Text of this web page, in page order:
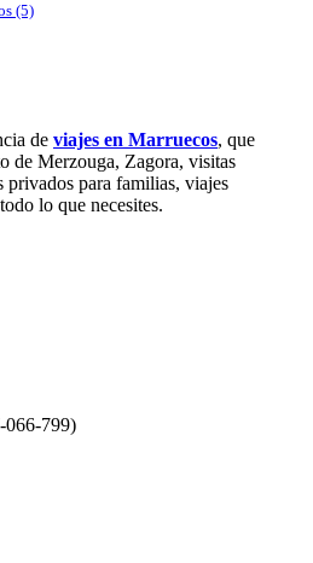
(5)
de viajes en Marruecos, que
de Merzouga, Zagora, visitas
privados para familias, viajes
lo que necesites.
066-799)